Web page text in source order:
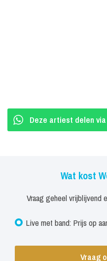
Deze artiest delen
Wat kost
Vraag geheel vrijblijvend
Live met band: Prijs op
Vraag